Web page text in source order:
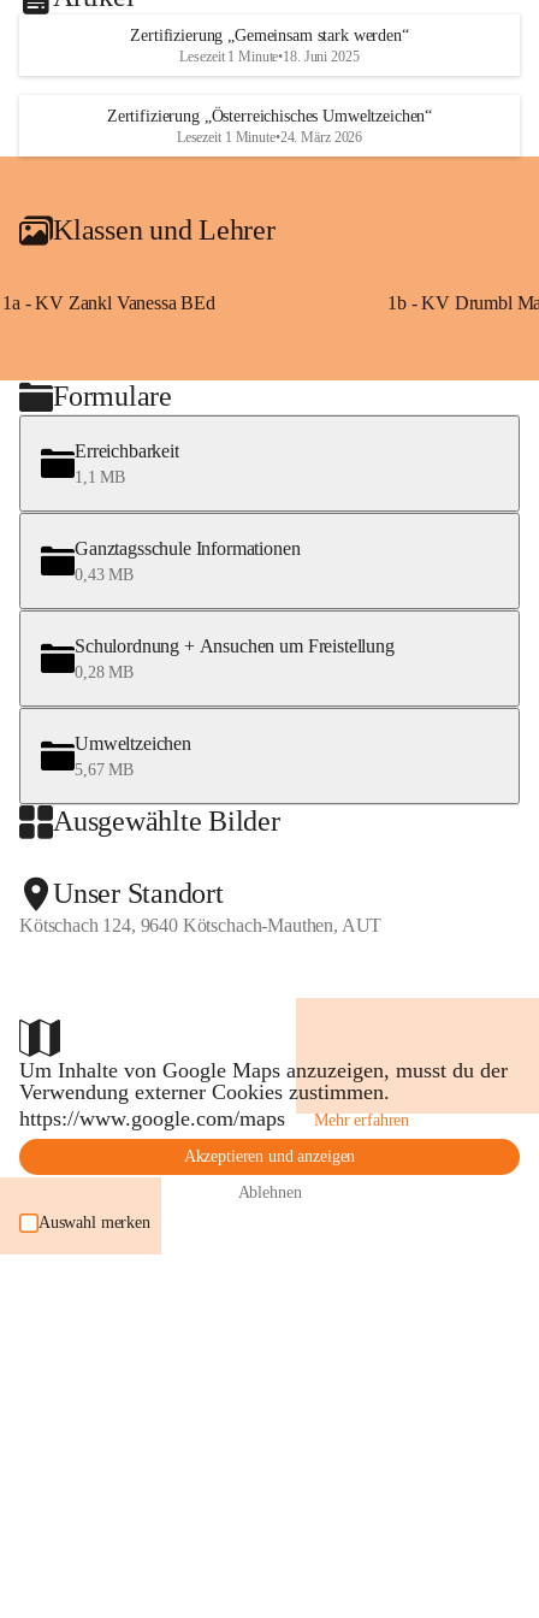
Gemeinschaft – miteinander und voneinander lernen
Ein respektvolles Miteinander prägt unser Schulleben.
Wir fördern Zusammenarbeit, Toleranz und gegenseitige
Unterstützung. Lehrpersonen, Eltern und Kinder arbeiten
partnerschaftlich zusammen und gestalten gemeinsam eine
Herzenssache: Erste-Hilfe-Maßnahmen erlernen
Gemeinsam stark werden
Radworkshops
Ich möchte Sie einladen, unsere Arbeit auf der Website
Schulleiterin
Susanne Kofler-Heyrowsky
Zertifizierung „Gemeinsam stark werden“
Lesezeit 1 Minute•18. Juni 2025
Zertifizierung „Österreichisches Umweltzeichen“
Lesezeit 1 Minute•24. März 2026
Klassen und Lehrer
1a - KV Zankl Vanessa BEd 1b - KV Drumbl
Formulare
Erreichbarkeit
1,1 MB
Ganztagsschule Informationen
0,43 MB
Schulordnung + Ansuchen um Freistellung
0,28 MB
Umweltzeichen
5,67 MB
Ausgewählte Bilder
Unser Standort
Kötschach 124, 9640 Kötschach-Mauthen, AUT
Um Inhalte von Google Maps anzuzeigen, musst du der
Verwendung externer Cookies zustimmen.
https://www.google.com/maps
Mehr erfahren
Akzeptieren und anzeigen
Ablehnen
Auswahl merken